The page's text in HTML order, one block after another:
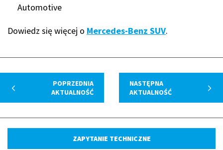
Automotive
Dowiedz się więcej o Mercedes-Benz SUV.
POPRZEDNIA
AKTUALNOŚĆ
NASTĘPNA
AKTUALNOŚĆ
ZAPYTANIE TECHNICZNE